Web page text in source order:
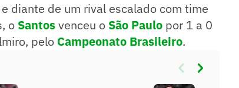
diante de um rival escalado com time
o Santosvenceu o São Paulo por 1 a 0
pelo Campeonato Brasileiro.